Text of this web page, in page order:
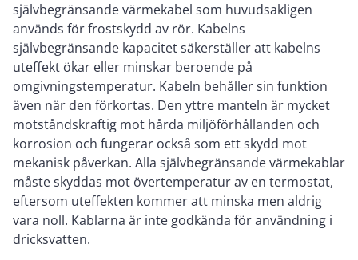
självbegränsande värmekabel som huvudsakligen
används för frostskydd av rör. Kabelns
självbegränsande kapacitet säkerställer att kabelns
uteffekt ökar eller minskar beroende på
omgivningstemperatur. Kabeln behåller sin funktion
även när den förkortas. Den yttre manteln är mycket
motståndskraftig mot hårda miljöförhållanden och
korrosion och fungerar också som ett skydd mot
mekanisk påverkan. Alla självbegränsande värmekablar
måste skyddas mot övertemperatur av en termostat,
eftersom uteffekten kommer att minska men aldrig
vara noll. Kablarna är inte godkända för användning i
dricksvatten.